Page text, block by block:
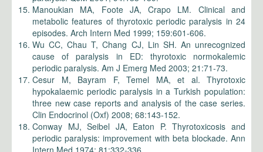
Manoukian MA, Foote JA, Crapo LM. Clinical and
metabolic features of thyrotoxic periodic paralysis in 24
episodes. Arch Intern Med 1999; 159:601-606.
Wu CC, Chau T, Chang CJ, Lin SH. An unrecognized
cause of paralysis in ED: thyrotoxic normokalemic
periodic paralysis. Am J Emerg Med 2003; 21:71-73.
Cesur M, Bayram F, Temel MA, et al. Thyrotoxic
hypokalaemic periodic paralysis in a Turkish population:
three new case reports and analysis of the case series.
Clin Endocrinol (Oxf) 2008; 68:143-152.
Conway MJ, Seibel JA, Eaton P. Thyrotoxicosis and
periodic paralysis: improvement with beta blockade. Ann
Intern Med 1974; 81:332-336.